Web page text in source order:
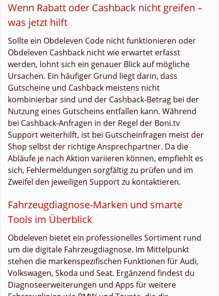
Wenn Rabatt oder Cashback nicht greifen –
was jetzt hilft
Sollte ein Obdeleven Code nicht funktionieren oder
Obdeleven Cashback nicht wie erwartet erfasst
werden, lohnt sich ein genauer Blick auf mögliche
Ursachen. Ein häufiger Grund liegt darin, dass
Gutscheine und Cashback meistens nicht
kombinierbar sind und der Cashback-Betrag bei der
Nutzung eines Gutscheins entfallen kann. Während
bei Cashback-Anfragen in der Regel der Boni.tv
Support weiterhilft, ist bei Gutscheinfragen meist der
Shop selbst der richtige Ansprechpartner. Da die
Abläufe je nach Aktion variieren können, empfiehlt es
sich, Fehlermeldungen sorgfältig zu prüfen und im
Zweifel den jeweiligen Support zu kontaktieren.
Fahrzeugdiagnose-Marken und smarte
Tools im Überblick
Obdeleven bietet ein professionelles Sortiment rund
um die digitale Fahrzeugdiagnose. Im Mittelpunkt
stehen die markenspezifischen Funktionen für Audi,
Volkswagen, Skoda und Seat. Ergänzend findest du
Diagnoseerweiterungen und Apps für weitere